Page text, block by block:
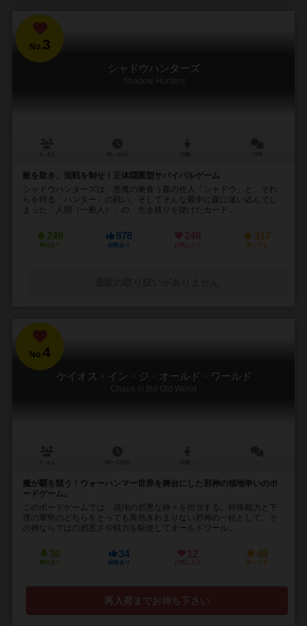
No.3
シャドウハンターズ
Shadow Hunters
敵を欺き、混戦を制せ！正体隠匿型サバイバルゲーム
シャドウハンターズは、悪魔の巣食う森の住人「シャドウ」と、それ
らを狩る「ハンター」の戦い、そしてそんな最中に森に迷い込んでし
まった「人間（一般人）」の、生き残りを賭けたカード...
249
興味あり
878
経験あり
249
お気に入り
317
持ってる
No.4
ケイオス・イン・ジ・オールド・ワールド
Chaos in the Old World
魔が覇を競う！ウォーハンマー世界を舞台にした邪神の領地争いのボ
ードゲーム。
このボードゲームでは、混沌の邪悪な神々を担当する。特殊能力と下
僕の軍勢のどちらをとっても異色きわまりない邪神の一柱として、そ
の神ならではの邪悪さや戦力を駆使してオールドワール...
30
興味あり
34
経験あり
12
お気に入り
49
持ってる
再入荷までお待ち下さい